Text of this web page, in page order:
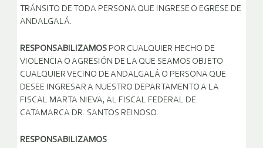
TRÁNSITO DE TODA PERSONA QUE INGRESE O EGRESE DE
ANDALGALÁ.
RESPONSABILIZAMOS POR CUALQUIER HECHO DE
VIOLENCIA O AGRESIÓN DE LA QUE SEAMOS OBJETO
CUALQUIER VECINO DE ANDALGALÁ O PERSONA QUE
DESEE INGRESAR A NUESTRO DEPARTAMENTO A LA
FISCAL MARTA NIEVA, AL FISCAL FEDERAL DE
CATAMARCA DR. SANTOS REINOSO.
RESPONSABILIZAMOS